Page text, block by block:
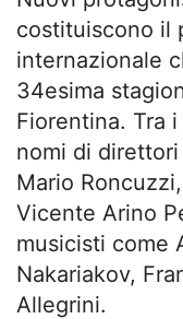
costituiscono il
internazionale
34esima
Fiorentina. Tra
nomi di
Mario
Vicente Arino
musicisti come
Nakariakov,
Allegrini.